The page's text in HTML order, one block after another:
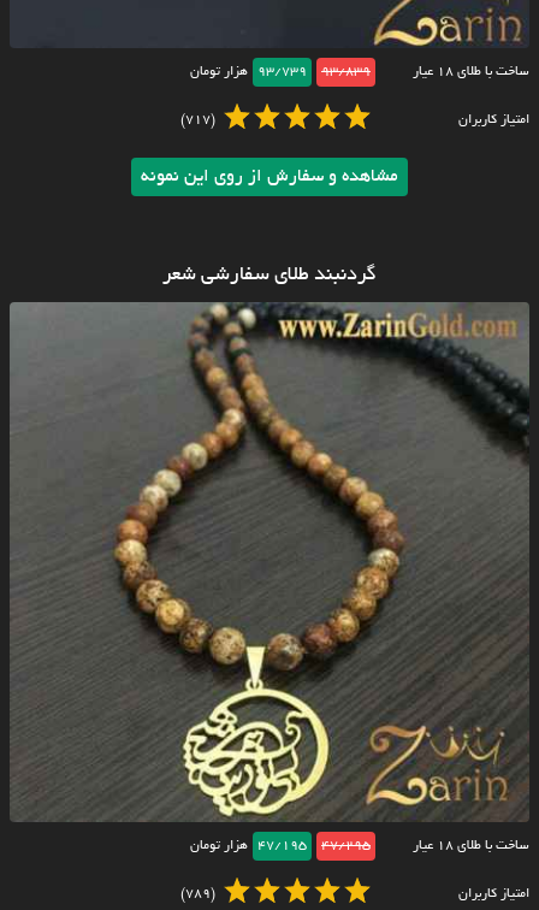
ساخت با طلای ۱۸ عیار 93/839
93/739 هزار تومان
امتیاز کاربران (717)
مشاهده و سفارش از روی این نمونه
گردنبند طلای سفارشی شعر
ساخت با طلای ۱۸ عیار 47/295
47/195 هزار تومان
امتیاز کاربران (789)